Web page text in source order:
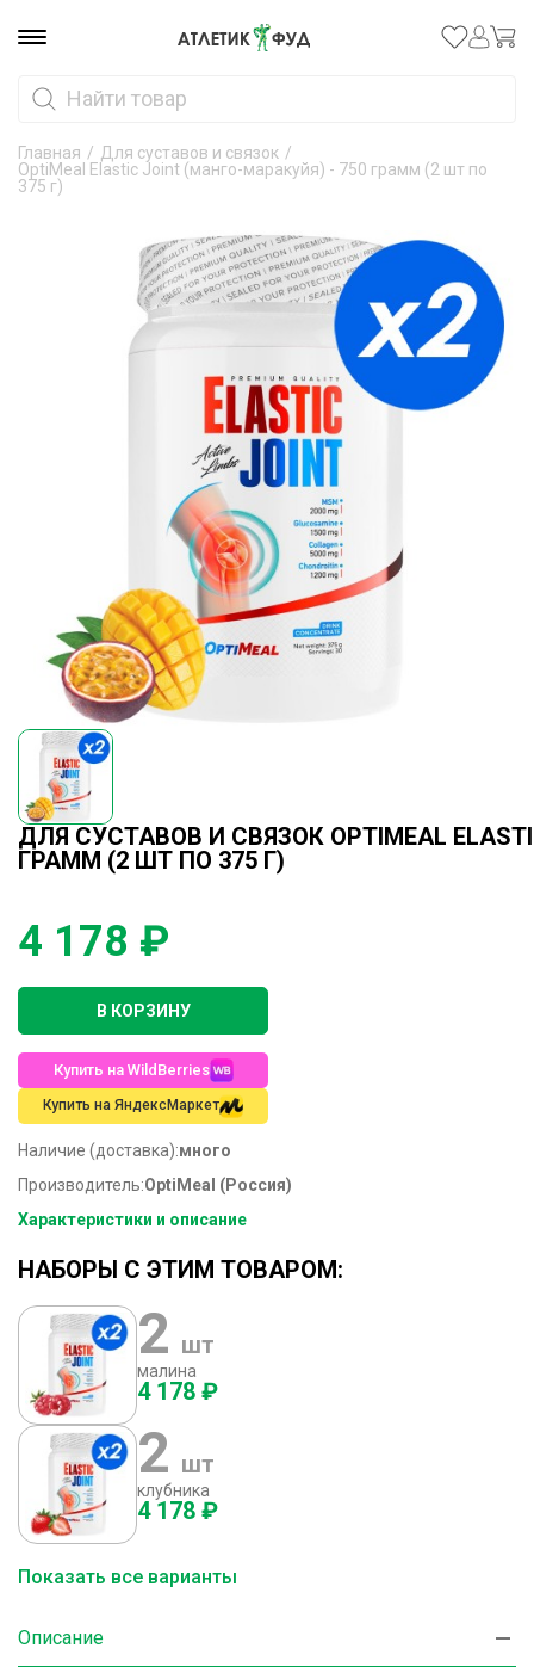
Главная / Для суставов и связок /
OptiMeal Elastic Joint (манго-маракуйя) - 750 грамм (2 шт по
375 г)
ДЛЯ СУСТАВОВ И СВЯЗОК OPTIMEAL
ГРАММ (2 ШТ ПО 375 Г)
4 178 ₽
В КОРЗИНУ
Купить на WildBerries
Купить на ЯндексМаркет
Наличие (доставка):много
Производитель:OptiMeal (Россия)
Характеристики и описание
НАБОРЫ С ЭТИМ ТОВАРОМ:
2 шт
малина
4 178 ₽
2 шт
клубника
4 178 ₽
Показать все варианты
Описание